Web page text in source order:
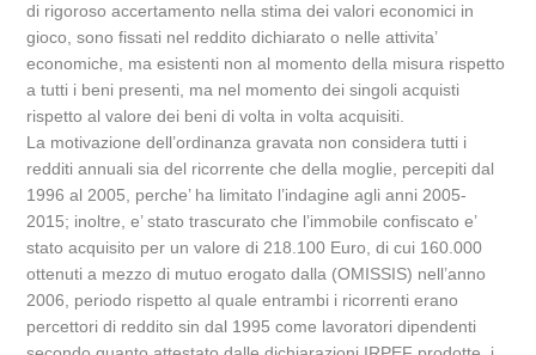
di rigoroso accertamento nella stima dei valori economici in
gioco, sono fissati nel reddito dichiarato o nelle attivita’
economiche, ma esistenti non al momento della misura rispetto
a tutti i beni presenti, ma nel momento dei singoli acquisti
rispetto al valore dei beni di volta in volta acquisiti.
La motivazione dell’ordinanza gravata non considera tutti i
redditi annuali sia del ricorrente che della moglie, percepiti dal
1996 al 2005, perche’ ha limitato l’indagine agli anni 2005-
2015; inoltre, e’ stato trascurato che l’immobile confiscato e’
stato acquisito per un valore di 218.100 Euro, di cui 160.000
ottenuti a mezzo di mutuo erogato dalla (OMISSIS) nell’anno
2006, periodo rispetto al quale entrambi i ricorrenti erano
percettori di reddito sin dal 1995 come lavoratori dipendenti